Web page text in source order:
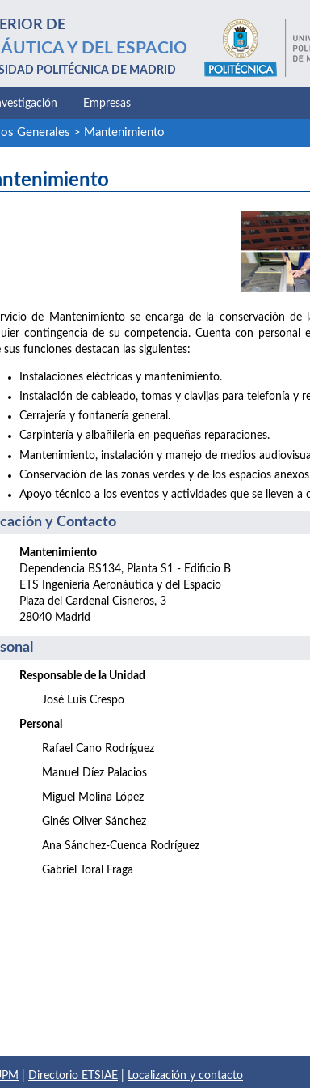
DE
Y DEL ESPACIO
POLITÉCNICA DE MADRID
Empresas
Generales > Mantenimiento
de Mantenimiento se encarga de la conservación
contingencia de su competencia. Cuenta con personal
sus funciones destacan las siguientes:
Instalaciones eléctricas y mantenimiento.
Instalación de cableado, tomas y clavijas para telefonía y
Cerrajería y fontanería general.
Carpintería y albañilería en pequeñas reparaciones.
Mantenimiento, instalación y manejo de medios
Conservación de las zonas verdes y de los espacios
Apoyo técnico a los eventos y actividades que se lleven a
y Contacto
Mantenimiento
Dependencia BS134, Planta S1 - Edificio B
ETS Ingeniería Aeronáutica y del Espacio
Plaza del Cardenal Cisneros, 3
28040 Madrid
Responsable de la Unidad
José Luis Crespo
Personal
Rafael Cano Rodríguez
Manuel Díez Palacios
Miguel Molina López
Ginés Oliver Sánchez
Ana Sánchez-Cuenca Rodríguez
Gabriel Toral Fraga
Directorio ETSIAE Localización y contacto